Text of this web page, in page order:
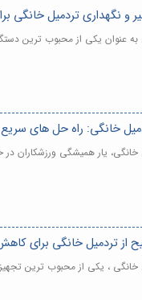
و نگهداری تردمیل خانگی
به عنوان یکی از محبوب ترین
خانگی: راه حل های
خانگی، یار همیشگی ورزشکاران
از تردمیل خانگی برای
خانگی ، یکی از محبوب ترین